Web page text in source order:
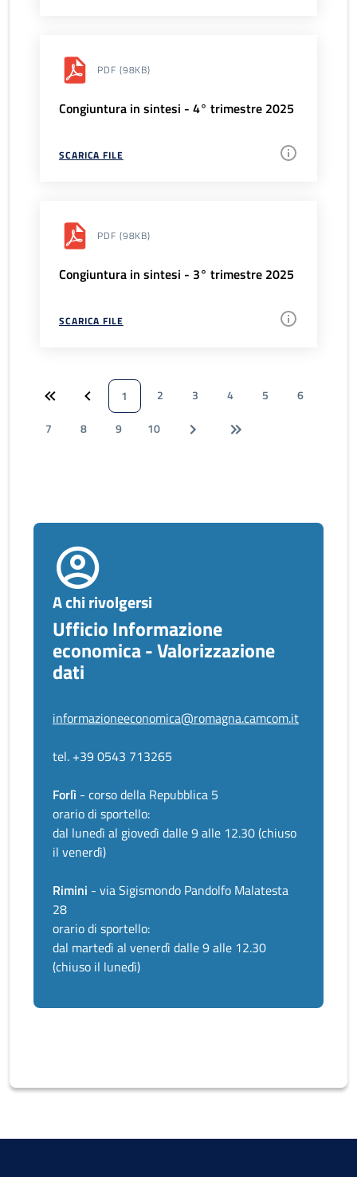
PDF (98KB)
Congiuntura in sintesi - 4° trimestre 2025
SCARICA FILE
PDF (98KB)
Congiuntura in sintesi - 3° trimestre 2025
SCARICA FILE
1 2 3 4 5
6
7
8 9 10
A chi rivolgersi
Ufficio Informazione
economica - Valorizzazione
dati
informazioneeconomica@romagna.camcom.it
tel. +39 0543 713265
Forlì - corso della Repubblica 5
orario di sportello:
dal lunedì al giovedì dalle 9 alle 12.30 (chiuso
il venerdì)
Rimini - via Sigismondo Pandolfo Malatesta
28
orario di sportello:
dal martedì al venerdì dalle 9 alle 12.30
(chiuso il lunedì)